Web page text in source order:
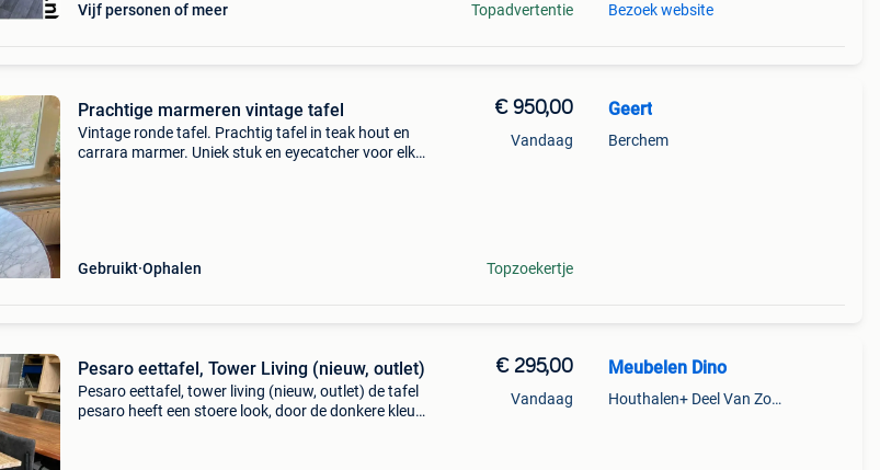
Vijf personen of meer
Topadvertentie Bezoek website
Prachtige marmeren vintage tafel
Vintage ronde tafel. Prachtig tafel in teak hout en
carrara marmer. Uniek stuk en eyecatcher voor elk
Gebruikt Ophalen
€ 950,00
Vandaag
Topzoekertje
Geert
Berchem
Pesaro eettafel, Tower Living (nieuw, outlet)
Pesaro eettafel, tower living (nieuw, outlet) de tafel
pesaro heeft een stoere look, door de donkere kleur
€ 295,00
Vandaag
Meubelen Dino
Houthalen+ Deel Van Zonhoven En Zolder